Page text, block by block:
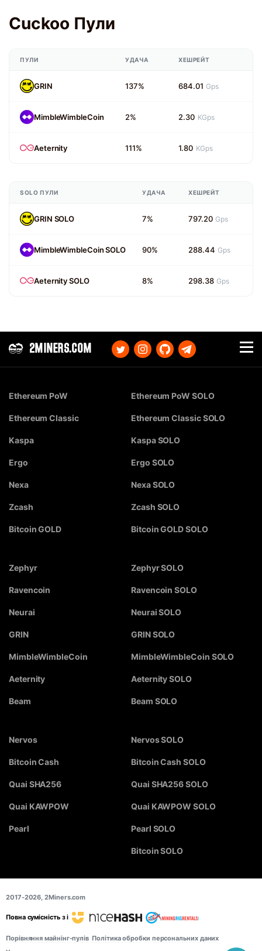
Cuckoo Пули
ПУЛИ УДАЧА ХЕШРЕЙТ
GRIN 137% 684.01 Gps
MimbleWimbleCoin 2% 2.30 KGps
Aeternity 111% 1.80 KGps
SOLO ПУЛИ УДАЧА ХЕШРЕЙТ
GRIN SOLO 7% 797.20 Gps
MimbleWimbleCoin SOLO 90% 288.44 Gps
Aeternity SOLO 8% 298.38 Gps
2MINERS.COM
Ethereum PoW
Ethereum Classic
Kaspa
Ergo
Nexa
Zcash
Bitcoin GOLD
Ethereum PoW SOLO
Ethereum Classic SOLO
Kaspa SOLO
Ergo SOLO
Nexa SOLO
Zcash SOLO
Bitcoin GOLD SOLO
Zephyr
Ravencoin
Neurai
GRIN
MimbleWimbleCoin
Aeternity
Beam
Zephyr SOLO
Ravencoin SOLO
Neurai SOLO
GRIN SOLO
MimbleWimbleCoin SOLO
Aeternity SOLO
Beam SOLO
Nervos
Bitcoin Cash
Quai SHA256
Quai KAWPOW
Pearl
Nervos SOLO
Bitcoin Cash SOLO
Quai SHA256 SOLO
Quai KAWPOW SOLO
Pearl SOLO
Bitcoin SOLO
2017-2026,2Miners.com
Повна сумісність з і
Порівняння майнінг-пулів Політика обробки персональних даних